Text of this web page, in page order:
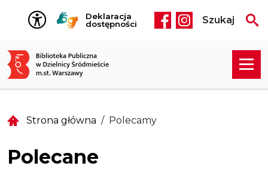
Przejdź do treści
Deklaracja
dostępności
Social media
Szukaj
Strona główna Polecamy
Polecane